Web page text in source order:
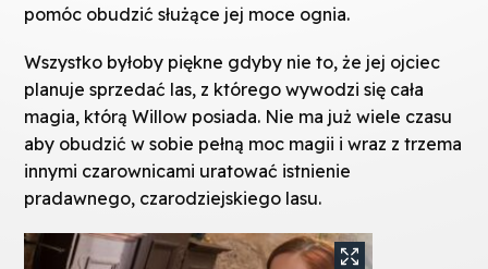
pomóc obudzić służące jej moce ognia.
Wszystko byłoby piękne gdyby nie to, że jej ojciec
planuje sprzedać las, z którego wywodzi się cała
magia, którą Willow posiada. Nie ma już wiele czasu
aby obudzić w sobie pełną moc magii i wraz z trzema
innymi czarownicami uratować istnienie
pradawnego, czarodziejskiego lasu.